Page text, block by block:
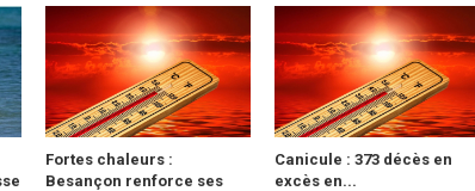
Fortes chaleurs :
Besançon renforce ses
Canicule : 373 décès en
excès en...